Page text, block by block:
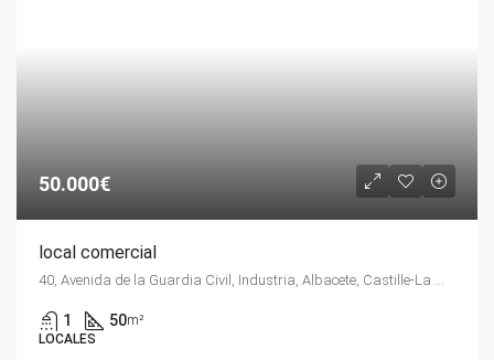
50.000€
local comercial
1 50m²
LOCALES